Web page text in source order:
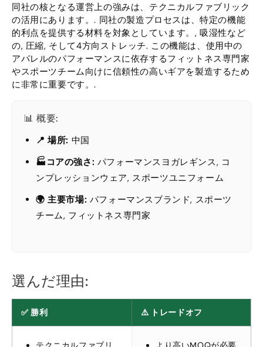
同社の核となる運営上の強みは、テクニカルファブリック
の活用にあります。. 同社の製造プロセスは、特定の機能
的利点を提供する材料を対象としています。, 吸湿性など
の, 圧縮, そして4方向ストレッチ. この機能は、使用中の
アパレルのパフォーマンスに依存するフィットネス専門家
やスポーツチーム向けに信頼性の高いギアを製造するため
に非常に重要です。.
📊 概要:
📍 場所: 中国
🏭コアの強さ: パフォーマンスヨガレギンス, コ
ンプレッションウェア, スポーツユニフォーム
🌍 主要市場: パフォーマンスブランド, スポーツ
チーム, フィットネス専門家
選んだ理由:
✅ 勝利 ⚠️ トレードオフ